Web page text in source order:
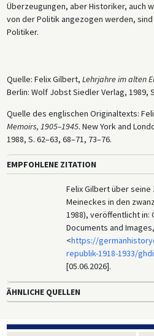
Überzeugungen, aber Historiker, auch
von der Politik angezogen werden,
Politiker.
Quelle: Felix Gilbert, Lehrjahre im alten
Berlin: Wolf Jobst Siedler Verlag, 1989,
Quelle des englischen Originaltexts:
Memoirs, 1905–1945. New York and
1988, S. 62–63, 68–71, 73–76.
EMPFOHLENE ZITATION
Felix Gilbert über
Meineckes in den
1988), veröffentlicht in:
Documents and Images,
<https://
republik-1918-1933/
[05.06.2026].
ÄHNLICHE QUELLEN